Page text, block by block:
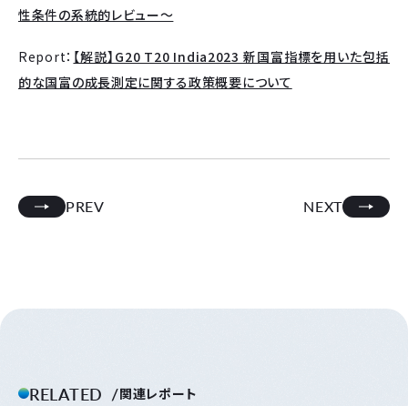
性条件の系統的レビュー～
Report： 【解説】G20 T20 India2023 新国富指標を用いた包括
的な国富の成長測定に関する政策概要について
PREV NEXT
RELATED 関連レポート